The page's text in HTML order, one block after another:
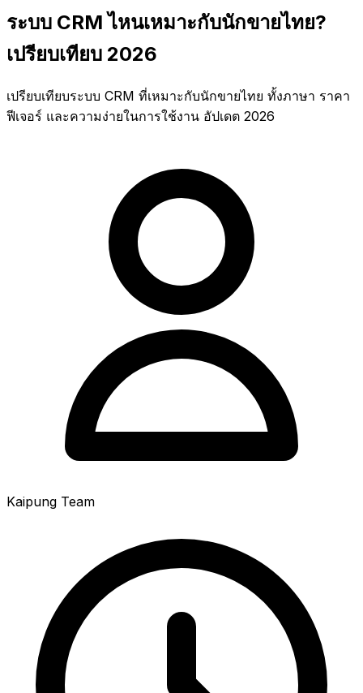
ระบบ CRM ไหนเหมาะกับนักขายไทย?
เปรียบเทียบ 2026
เปรียบเทียบระบบ CRM ที่เหมาะกับนักขายไทย ทั้งภาษา ราคา
ฟีเจอร์ และความง่ายในการใช้งาน อัปเดต 2026
Kaipung Team